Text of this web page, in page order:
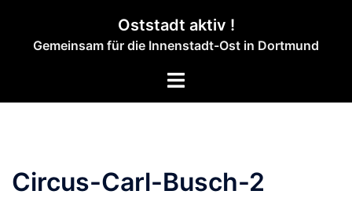
springen
Oststadt aktiv !
Gemeinsam für die Innenstadt-Ost in Dortmund
Menü
Circus-Carl-Busch-2